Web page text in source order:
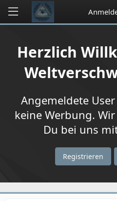
Herzlich
Angemeldete
keine Werbung.
Du bei uns
Registrieren